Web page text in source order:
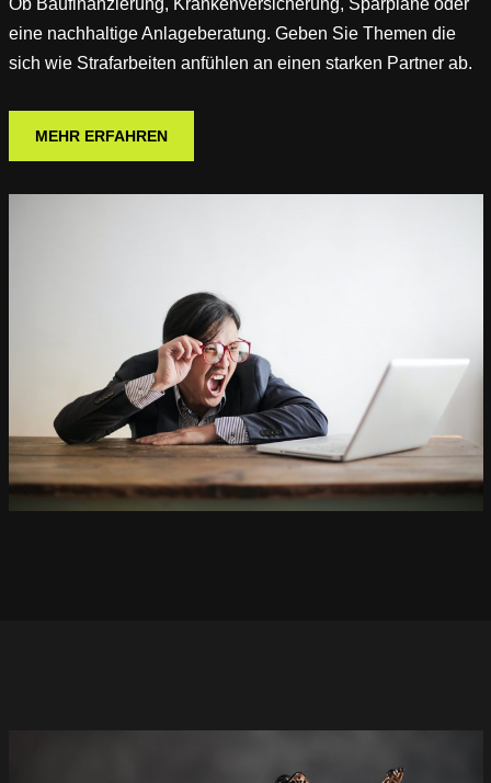
Ob Baufinanzierung, Krankenversicherung, Sparpläne oder
eine nachhaltige Anlageberatung. Geben Sie Themen die
sich wie Strafarbeiten anfühlen an einen starken Partner ab.
MEHR ERFAHREN